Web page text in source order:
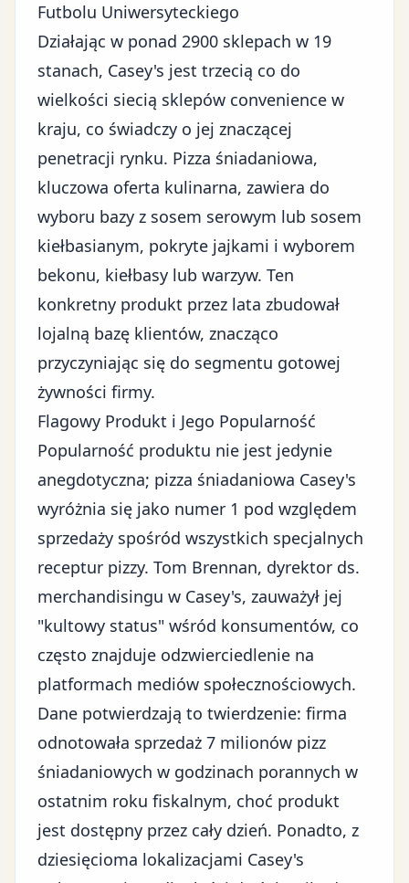
Futbolu Uniwersyteckiego
Działając w ponad 2900 sklepach w 19
stanach, Casey's jest trzecią co do
wielkości siecią sklepów convenience w
kraju, co świadczy o jej znaczącej
penetracji rynku. Pizza śniadaniowa,
kluczowa oferta kulinarna, zawiera do
wyboru bazy z sosem serowym lub sosem
kiełbasianym, pokryte jajkami i wyborem
bekonu, kiełbasy lub warzyw. Ten
konkretny produkt przez lata zbudował
lojalną bazę klientów, znacząco
przyczyniając się do segmentu gotowej
żywności firmy.
Flagowy Produkt i Jego Popularność
Popularność produktu nie jest jedynie
anegdotyczna; pizza śniadaniowa Casey's
wyróżnia się jako numer 1 pod względem
sprzedaży spośród wszystkich specjalnych
receptur pizzy. Tom Brennan, dyrektor ds.
merchandisingu w Casey's, zauważył jej
"kultowy status" wśród konsumentów, co
często znajduje odzwierciedlenie na
platformach mediów społecznościowych.
Dane potwierdzają to twierdzenie: firma
odnotowała sprzedaż 7 milionów pizz
śniadaniowych w godzinach porannych w
ostatnim roku fiskalnym, choć produkt
jest dostępny przez cały dzień. Ponadto, z
dziesięcioma lokalizacjami Casey's